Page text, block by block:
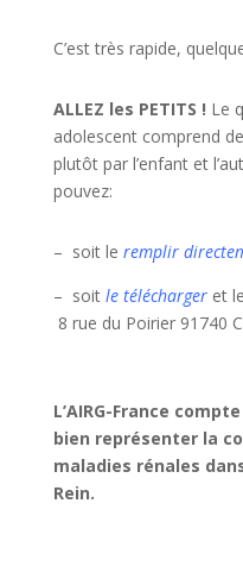
C’est très rapide,
ALLEZ les PETITS ! Le
adolescent comprend
plutôt par l’enfant et
pouvez:
– soit le remplir
– soit le télécharger et
8 rue du Poirier 91740
L’AIRG-France
bien représenter la
maladies rénales
Rein.